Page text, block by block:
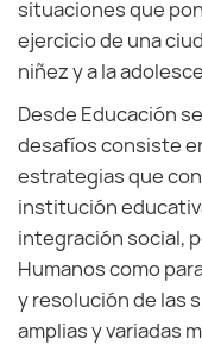
situaciones que
ejercicio de una
niñez y a la
Desde Educación
desafíos consiste
estrategias que
institución
integración social,
Humanos como
y resolución de las
amplias y variadas